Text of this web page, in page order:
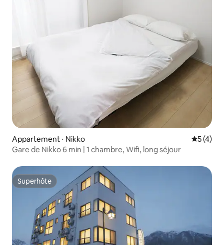
Appartement ⋅ Nikko
5 (4)
Gare de Nikko 6 min | 1 chambre, Wifi, long séjour
Superhôte
Superhôte